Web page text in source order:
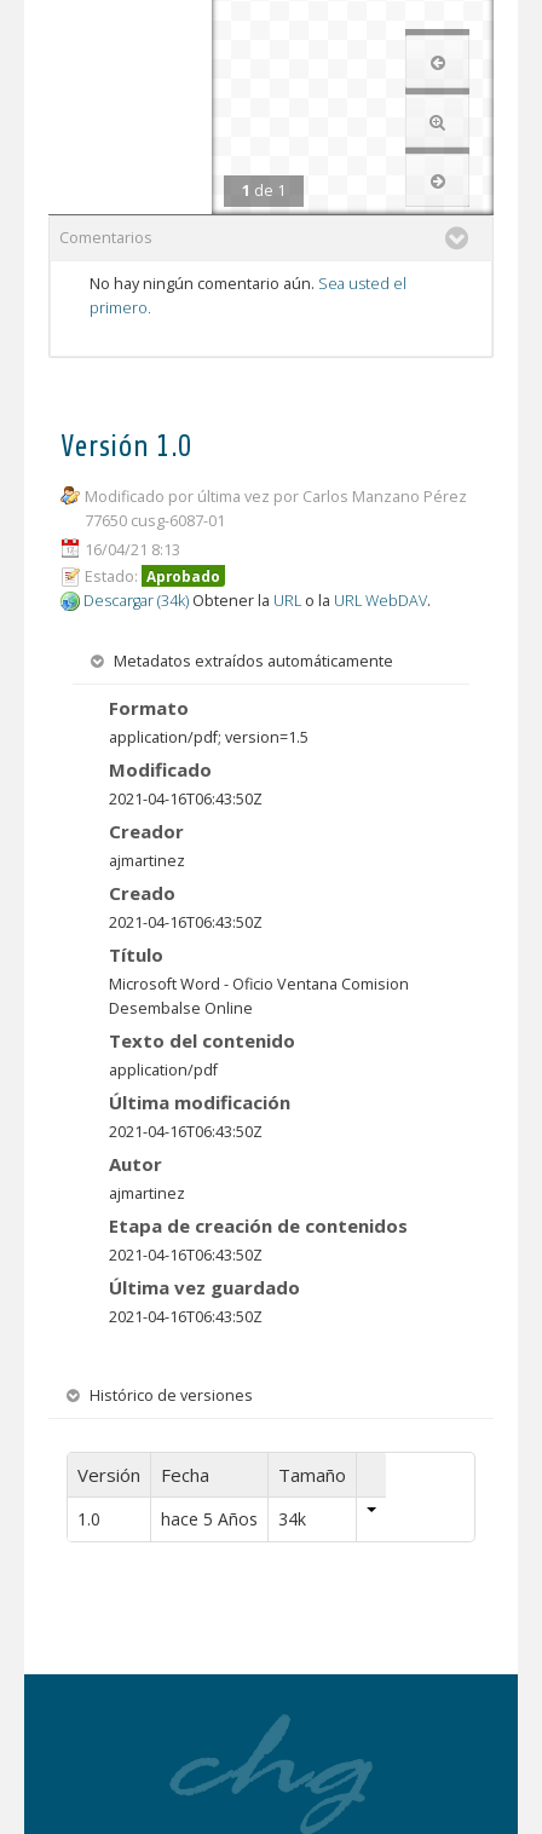
1 de 1
Comentarios
No hay ningún comentario aún. Sea usted el
primero.
Versión 1.0
Modificado por última vez por Carlos Manzano Pérez
77650 cusg-6087-01
16/04/21 8:13
Estado: Aprobado
Descargar (34k) Obtener la URL o la URL WebDAV.
Metadatos extraídos automáticamente
Formato
application/pdf; version=1.5
Modificado
2021-04-16T06:43:50Z
Creador
ajmartinez
Creado
2021-04-16T06:43:50Z
Título
Microsoft Word - Oficio Ventana Comision
Desembalse Online
Texto del contenido
application/pdf
Última modificación
2021-04-16T06:43:50Z
Autor
ajmartinez
Etapa de creación de contenidos
2021-04-16T06:43:50Z
Última vez guardado
2021-04-16T06:43:50Z
Histórico de versiones
Versión Fecha Tamaño
1.0 hace 5 Años 34k